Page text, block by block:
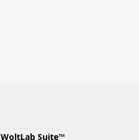
WoltLab Suite™